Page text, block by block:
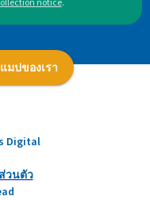
มปของเรา
Digital
วนตัว